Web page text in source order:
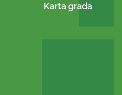
Karta grada